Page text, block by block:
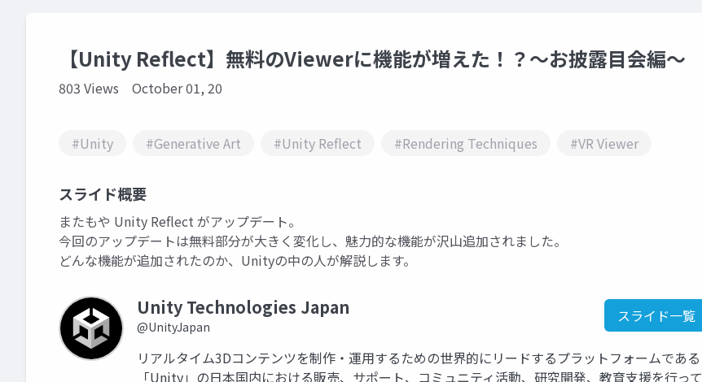
【Unity Reflect】無料のViewerに機能が増えた！？～お披露目会編～
803 Views October 01, 20
#Unity #Generative Art #Unity Reflect #Rendering Techniques #VR Viewer
スライド概要
またもや Unity Reflect がアップデート。
今回のアップデートは無料部分が大きく変化し、魅力的な機能が沢山追加されました。
どんな機能が追加されたのか、Unityの中の人が解説します。
Unity Technologies Japan
@UnityJapan
スライド一覧
リアルタイム3Dコンテンツを制作・運用するための世界的にリードするプラットフォームである
「Unity」の日本国内における販売、サポート、コミュニティ活動、研究開発、教育支援を行って